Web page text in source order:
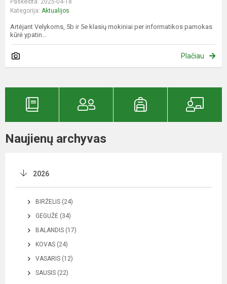
Kategorija: Aktualijos
Artėjant Velykoms, 5b ir 5e klasių mokiniai per informatikos pamokas
kūrė ypatin...
Plačiau
Naujienų archyvas
2026
BIRŽELIS (24)
GEGUŽĖ (34)
BALANDIS (17)
KOVAS (24)
VASARIS (12)
SAUSIS (22)